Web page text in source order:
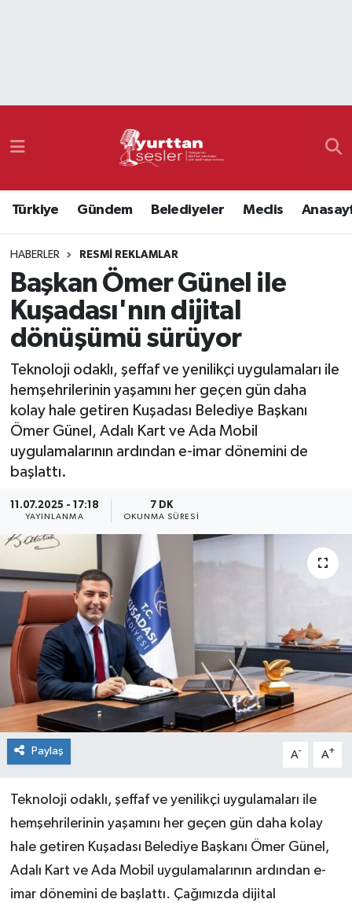
Türkiye Gündem Belediyeler Meclis
HABERLER RESMI REKLAMLAR
Başkan Ömer Günel ile
Kuşadası'nın dijital
dönüşümü sürüyor
Teknoloji odaklı, şeffaf ve yenilikçi uygulamaları ile
hemşehrilerinin yaşamını her geçen gün daha
kolay hale getiren Kuşadası Belediye Başkanı
Ömer Günel, Adalı Kart ve Ada Mobil
uygulamalarının ardından e-imar dönemini de
başlattı.
11.07.2025 - 17:18
YAYINLANMA
7 DK
OKUNMA SÜRESI
Paylaş A- A+
Teknoloji odaklı, şeffaf ve yenilikçi uygulamaları ile
hemşehrilerinin yaşamını her geçen gün daha kolay
hale getiren Kuşadası Belediye Başkanı Ömer Günel,
Adalı Kart ve Ada Mobil uygulamalarının ardından e-
imar dönemini de başlattı. Çağımızda dijital
Namaz Vakitleri
Süper Lig Puan Durumu ve Fikstür
Tüm Manşetler
Son Dakika Haberleri
Haber Arşivi